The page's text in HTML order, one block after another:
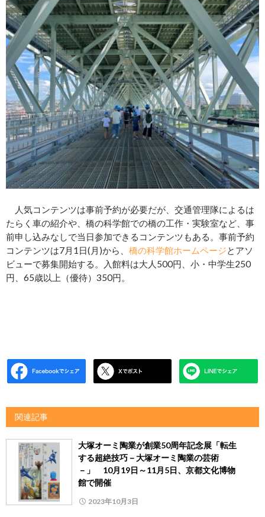
人気コンテンツは事前予約が必要だが、交通管理隊によるは
たらく車の紹介や、橋の科学館での橋の工作・実験室など、事
前申し込みなしで当日参加できるコンテンツもある。事前予約
コンテンツは7月1日(月)から、 橋の科学館ホームページとアソ
ビューで募集開始する。入館料は大人500円、小・中学生250
円、65歳以上（優待）350円。
関連記事
大塚オーミ陶業が創業50周年記念展「転生
する超絶技巧－大塚オーミ陶業の芸術
－」 10月19日～11月5日、京都文化博物
館で開催
2023年10月3日